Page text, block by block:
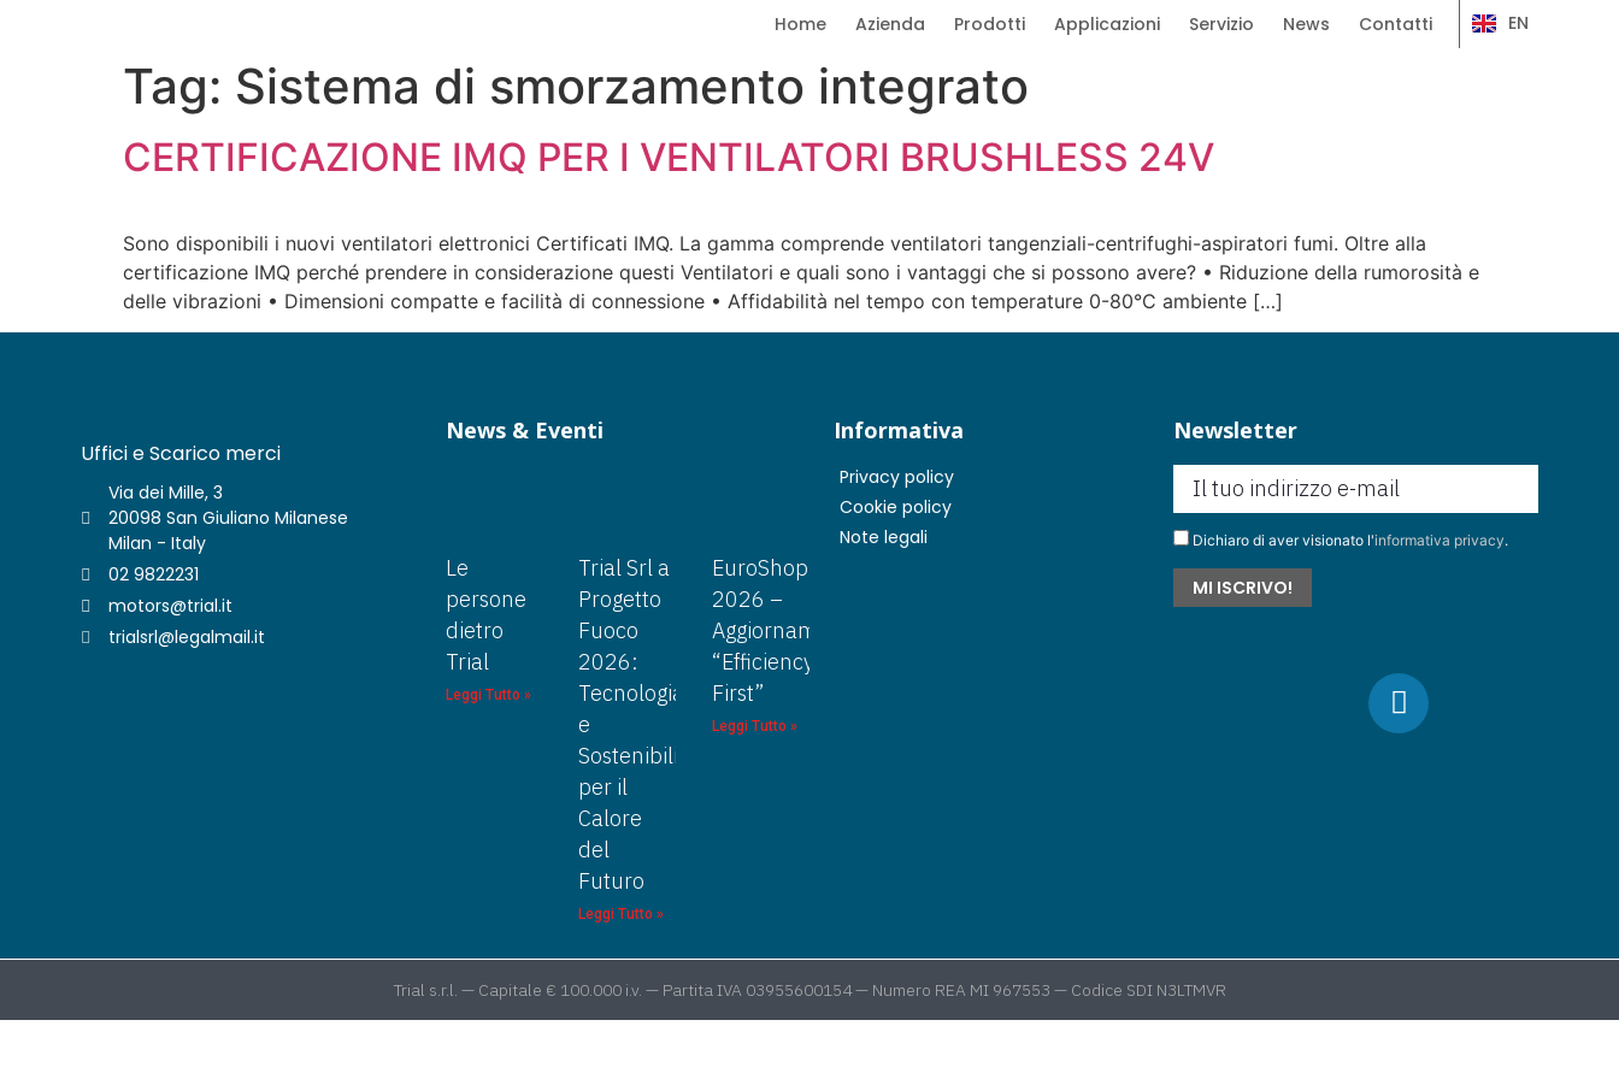
Home Azienda Prodotti Applicazioni Servizio News Contatti EN
Tag: Sistema di smorzamento integrato
CERTIFICAZIONE IMQ PER I VENTILATORI BRUSHLESS 24V
Sono disponibili i nuovi ventilatori elettronici Certificati IMQ. La gamma comprende ventilatori tangenziali-centrifughi-aspiratori fumi. Oltre alla
certificazione IMQ perché prendere in considerazione questi Ventilatori e quali sono i vantaggi che si possono avere? • Riduzione della rumorosità e
delle vibrazioni • Dimensioni compatte e facilità di connessione • Affidabilità nel tempo con temperature 0-80°C ambiente […]
Uffici e Scarico merci
Via dei Mille, 3
20098 San Giuliano Milanese
Milan - Italy
02 9822231
motors@trial.it
trialsrl@legalmail.it
News & Eventi
Le
persone
dietro
Trial
Leggi Tutto »
Trial Srl a
Progetto
Fuoco
2026:
Tecnologia
e
Sostenibilità
per il
Calore
del
Futuro
Leggi Tutto »
EuroShop
2026 –
Aggiornamento
“Efficiency
First”
Leggi Tutto »
Informativa
Privacy policy
Cookie policy
Note legali
Newsletter
Dichiaro di aver visionato l'informativa privacy.
Trial s.r.l. — Capitale € 100.000 i.v. — Partita IVA 03955600154 — Numero REA MI 967553 — Codice SDI N3LTMVR